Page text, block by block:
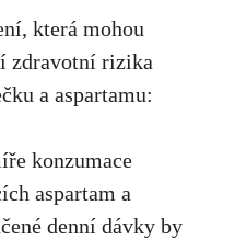
která mohou
zdravotní rizika
a aspartamu:
konzumace
aspartam a
denní dávky by